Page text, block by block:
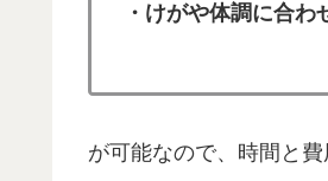
・けがや体調に合わ
が可能なので、時間と